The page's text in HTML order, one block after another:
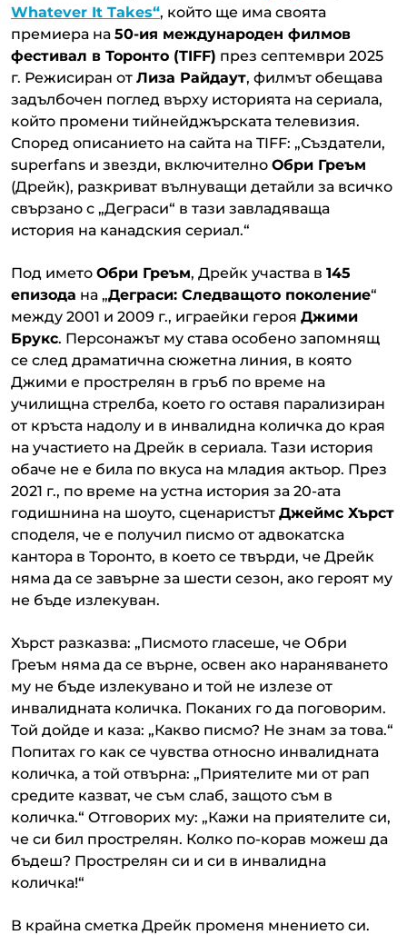
Whatever It Takes“, който ще има своята
премиера на 50-ия международен филмов
фестивал в Торонто (TIFF) през септември 2025
г. Режисиран от Лиза Райдаут, филмът обещава
задълбочен поглед върху историята на сериала,
който промени тийнейджърската телевизия.
Според описанието на сайта на TIFF: „Създатели,
superfans и звезди, включително Обри Греъм
(Дрейк), разкриват вълнуващи детайли за всичко
свързано с „Деграси“ в тази завладяваща
история на канадския сериал.“
Под името Обри Греъм, Дрейк участва в 145
епизода на „Деграси: Следващото поколение“
между 2001 и 2009 г., играейки героя Джими
Брукс. Персонажът му става особено запомнящ
се след драматична сюжетна линия, в която
Джими е прострелян в гръб по време на
училищна стрелба, което го оставя парализиран
от кръста надолу и в инвалидна количка до края
на участието на Дрейк в сериала. Тази история
обаче не е била по вкуса на младия актьор. През
2021 г., по време на устна история за 20-ата
годишнина на шоуто, сценаристът Джеймс Хърст
споделя, че е получил писмо от адвокатска
кантора в Торонто, в което се твърди, че Дрейк
няма да се завърне за шести сезон, ако героят му
не бъде излекуван.
Хърст разказва: „Писмото гласеше, че Обри
Греъм няма да се върне, освен ако нараняването
му не бъде излекувано и той не излезе от
инвалидната количка. Поканих го да поговорим.
Той дойде и каза: „Какво писмо? Не знам за това.“
Попитах го как се чувства относно инвалидната
количка, а той отвърна: „Приятелите ми от рап
средите казват, че съм слаб, защото съм в
количка.“ Отговорих му: „Кажи на приятелите си,
че си бил прострелян. Колко по-корав можеш да
бъдеш? Прострелян си и си в инвалидна
количка!“
В крайна сметка Дрейк променя мнението си.